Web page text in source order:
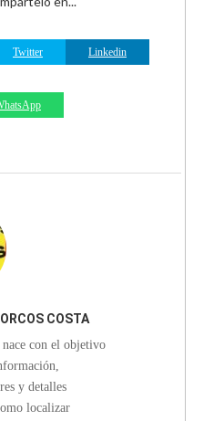
Twitter Linkedin
COSTA
con el objetivo
y detalles
localizar